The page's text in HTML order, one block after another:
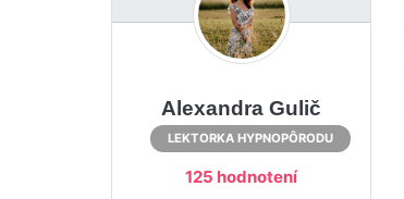
Alexandra Gulič
LEKTORKA HYPNOPÔRODU
125 hodnotení